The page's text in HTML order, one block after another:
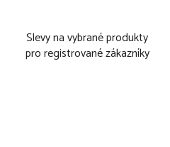
Slevy na vybrané produkty
pro registrované zákazníky